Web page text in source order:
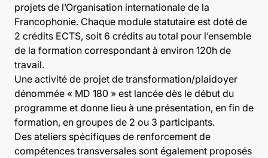
projets de l’Organisation internationale de la
Francophonie. Chaque module statutaire est doté de
2 crédits ECTS, soit 6 crédits au total pour l’ensemble
de la formation correspondant à environ 120h de
travail.
Une activité de projet de transformation/plaidoyer
dénommée « MD 180 » est lancée dès le début du
programme et donne lieu à une présentation, en fin de
formation, en groupes de 2 ou 3 participants.
Des ateliers spécifiques de renforcement de
compétences transversales sont également proposés